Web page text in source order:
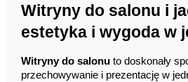
Witryny do salonu i
estetyka i wygoda w
Witryny do salonu to doskonały
przechowywanie i prezentację w